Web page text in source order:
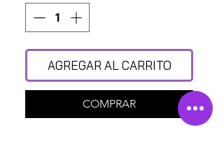
AGREGAR AL CARRITO
COMPRAR